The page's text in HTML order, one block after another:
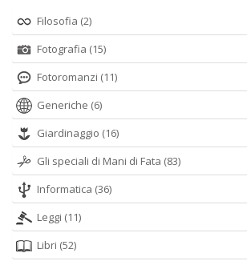
Filosofia (2)
Fotografia (15)
Fotoromanzi (11)
Generiche (6)
Giardinaggio (16)
Gli speciali di Mani di Fata (83)
Informatica (36)
Leggi (11)
Libri (52)